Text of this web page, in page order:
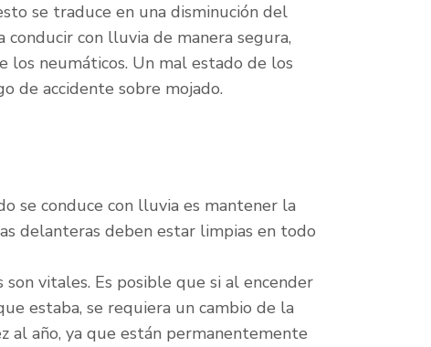
se traduce en una disminución del
con lluvia de manera segura,
los neumáticos. Un mal estado de los
de accidente sobre mojado.
se conduce con lluvia es mantener la
delanteras deben estar limpias en todo
vitales. Es posible que si al encender
estaba, se requiera un cambio de la
al año, ya que están permanentemente